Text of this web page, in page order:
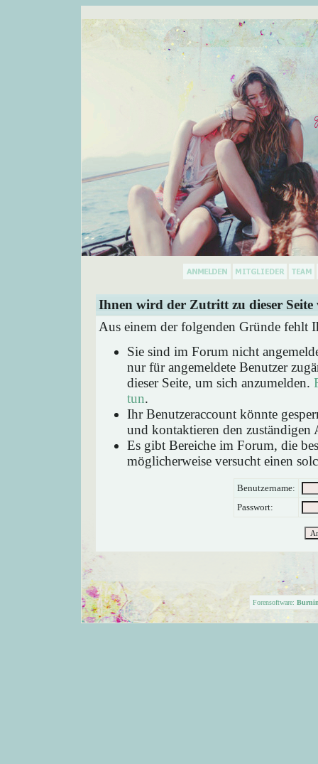
Ihnen wird der Zutritt zu dieser Seite
Aus einem der folgenden Gründe fehlt
Sie sind im Forum nicht
nur für angemeldete Benutzer
dieser Seite, um sich anzumelden.
tun.
Ihr Benutzeraccount könnte
und kontaktieren den zuständigen
Es gibt Bereiche im Forum, die
möglicherweise versucht einen
Benutzername:
Passwort:
Forensoftware: